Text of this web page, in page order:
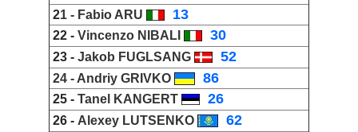
21 - Fabio ARU 13
22 - Vincenzo NIBALI 30
23 - Jakob FUGLSANG 52
24 - Andriy GRIVKO 86
25 - Tanel KANGERT 26
26 - Alexey LUTSENKO 62